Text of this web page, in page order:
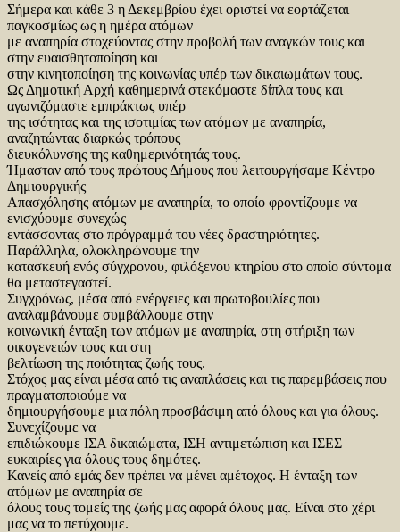
Σήμερα και κάθε 3 η Δεκεμβρίου έχει οριστεί να εορτάζεται
παγκοσμίως ως η ημέρα ατόμων
με αναπηρία στοχεύοντας στην προβολή των αναγκών τους και
στην ευαισθητοποίηση και
στην κινητοποίηση της κοινωνίας υπέρ των δικαιωμάτων τους.
Ως Δημοτική Αρχή καθημερινά στεκόμαστε δίπλα τους και
αγωνιζόμαστε εμπράκτως υπέρ
της ισότητας και της ισοτιμίας των ατόμων με αναπηρία,
αναζητώντας διαρκώς τρόπους
διευκόλυνσης της καθημερινότητάς τους.
Ήμασταν από τους πρώτους Δήμους που λειτουργήσαμε Κέντρο
Δημιουργικής
Απασχόλησης ατόμων με αναπηρία, το οποίο φροντίζουμε να
ενισχύουμε συνεχώς
εντάσσοντας στο πρόγραμμά του νέες δραστηριότητες.
Παράλληλα, ολοκληρώνουμε την
κατασκευή ενός σύγχρονου, φιλόξενου κτηρίου στο οποίο σύντομα
θα μεταστεγαστεί.
Συγχρόνως, μέσα από ενέργειες και πρωτοβουλίες που
αναλαμβάνουμε συμβάλλουμε στην
κοινωνική ένταξη των ατόμων με αναπηρία, στη στήριξη των
οικογενειών τους και στη
βελτίωση της ποιότητας ζωής τους.
Στόχος μας είναι μέσα από τις αναπλάσεις και τις παρεμβάσεις που
πραγματοποιούμε να
δημιουργήσουμε μια πόλη προσβάσιμη από όλους και για όλους.
Συνεχίζουμε να
επιδιώκουμε ΙΣΑ δικαιώματα, ΙΣΗ αντιμετώπιση και ΙΣΕΣ
ευκαιρίες για όλους τους δημότες.
Κανείς από εμάς δεν πρέπει να μένει αμέτοχος. Η ένταξη των
ατόμων με αναπηρία σε
όλους τους τομείς της ζωής μας αφορά όλους μας. Είναι στο χέρι
μας να το πετύχουμε.